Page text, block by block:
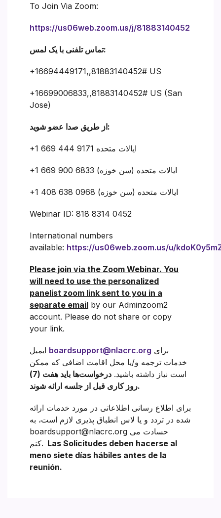
To Join Via Zoom:
https://us06web.zoom.us/j/81883140452
تماس تلفنی با یک لمس:
+16694449171,,81883140452# US
+16699006833,,81883140452# US (San
Jose)
از طریق صدا عضو شوید:
‎+1 669 444 9171 ایالات متحده
+1 669 900 6833 ایالات متحده (سن خوزه)
+1 408 638 0968 ایالات متحده (سن خوزه)
Webinar ID: 818 8314 0452
International numbers
available: https://us06web.zoom.us/u/
Please join via the Zoom Webinar. You
will need to use the personalized
panelist zoom link sent to you in a
separate email by our Adminzoom2
account. Please do not share or copy
your link.
boardsupport@nlacrc.org
خدمات ترجمه و/یا محل اقامت اضافی که ممکن
است نیاز داشته باشید.
درخواست‌ها باید هفت (7)
روز کاری قبل از جلسه ارائه شوند.
برای اطلاع رسانی اطلاعاتی در مورد خدمات ارائه
شده در تردد و یا لاس انطباق پذیری لازم است، به
boardsupport@nlacrc.org حسادت می
کنم. Las Solicitudes deben hacerse al
meno siete días hábiles antes de la
reunión.